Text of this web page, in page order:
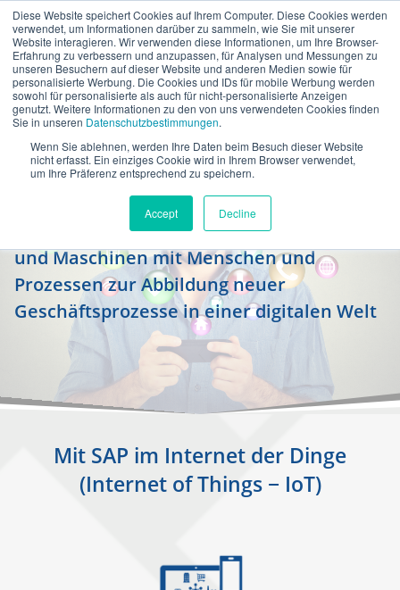
Diese Website speichert Cookies auf Ihrem Computer. Diese Cookies werden
verwendet, um Informationen darüber zu sammeln, wie Sie mit unserer
Website interagieren. Wir verwenden diese Informationen, um Ihre Browser-
Erfahrung zu verbessern und anzupassen, für Analysen und Messungen zu
unseren Besuchern auf dieser Website und anderen Medien sowie für
personalisierte Werbung. Die Cookies und IDs für mobile Werbung werden
sowohl für personalisierte als auch für nicht-personalisierte Anzeigen
genutzt. Weitere Informationen zu den von uns verwendeten Cookies finden
Sie in unseren Datenschutzbestimmungen.
Wenn Sie ablehnen, werden Ihre Daten beim Besuch dieser Website
nicht erfasst. Ein einziges Cookie wird in Ihrem Browser verwendet,
um Ihre Präferenz entsprechend zu speichern.
Accept Decline
de
SAP Internet of Things (IoT)
Connecting things, people and processes −
intelligente Vernetzung von Sensordaten
und Maschinen mit Menschen und
Prozessen zur Abbildung neuer
Geschäftsprozesse in einer digitalen Welt
Mit SAP im Internet der Dinge
(Internet of Things − IoT)